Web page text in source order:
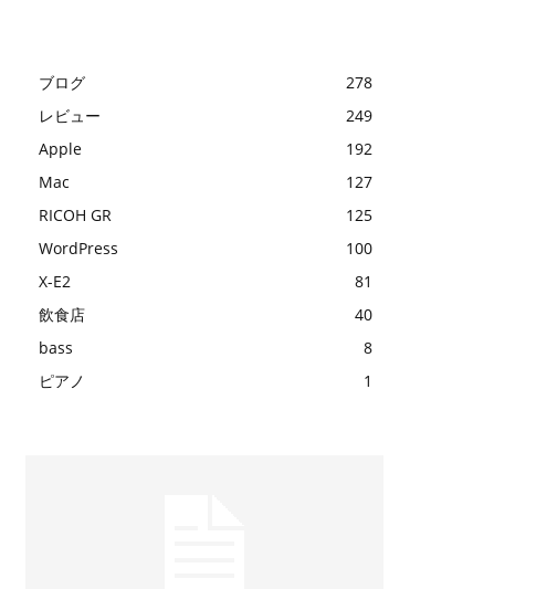
ブログ
278
レビュー
249
Apple
192
Mac
127
RICOH GR
125
WordPress
100
X-E2
81
飲食店
40
bass
8
ピアノ
1